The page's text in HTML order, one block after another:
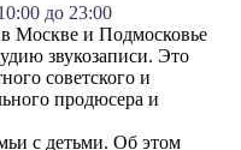
до 23:00
Москве и Подмосковье
звукозаписи. Это
советского и
продюсера и
с детьми. Об этом